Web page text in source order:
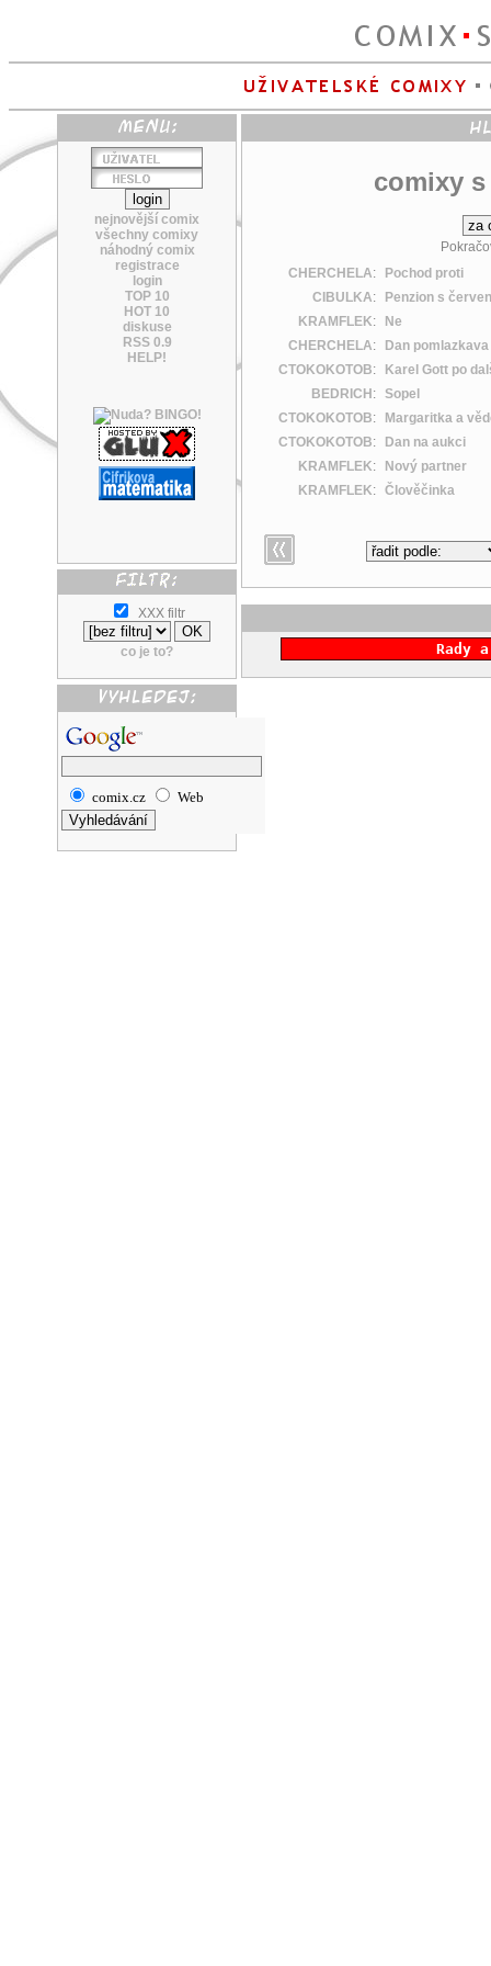
nejnovější comix
všechny comixy
náhodný comix
registrace
login
TOP 10
HOT 10
diskuse
RSS 0.9
HELP!
XXX filtr
co je to?
comix.cz Web
comixy s
CHERCHELA:
Pochod proti
CIBULKA:
Penzion s
KRAMFLEK:
Ne
CHERCHELA:
Dan
CTOKOKOTOB:
Karel Gott po
BEDRICH : Sopel
CTOKOKOTOB:
Margaritka a
CTOKOKOTOB:
Dan na aukci
KRAMFLEK:
Nový partner
KRAMFLEK: Člověčinka
Rady